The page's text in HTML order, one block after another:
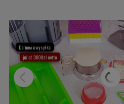
już od 3000zł netto
Darmowa wysyłka